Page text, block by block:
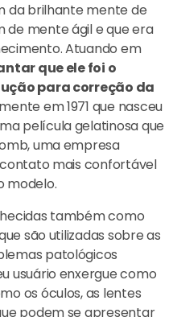
da brilhante mente de
de mente ágil e que era
Atuando em
que ele foi o
para correção da
em 1971 que nasceu
película gelatinosa que
uma empresa
mais confortável
modelo.
também como
são utilizadas sobre as
patológicos
usuário enxergue como
os óculos, as lentes
podem se apresentar